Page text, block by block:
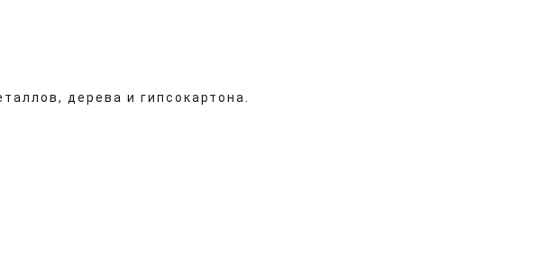
дерева и гипсокартона.